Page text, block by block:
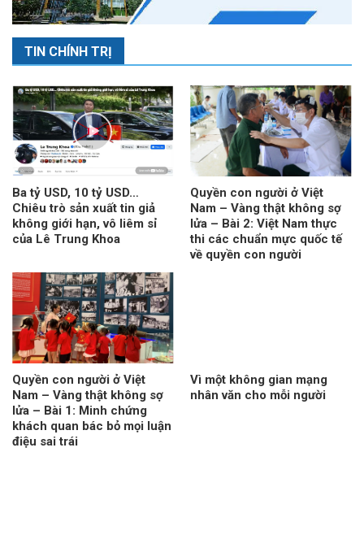
TIN CHÍNH TRỊ
Ba tỷ USD, 10 tỷ USD…
Chiêu trò sản xuất tin giả
không giới hạn, vô liêm sỉ
của Lê Trung Khoa
Quyền con người ở Việt
Nam – Vàng thật không sợ
lửa – Bài 2: Việt Nam thực
thi các chuẩn mực quốc tế
về quyền con người
Quyền con người ở Việt
Nam – Vàng thật không sợ
lửa – Bài 1: Minh chứng
khách quan bác bỏ mọi luận
điệu sai trái
Vì một không gian mạng
nhân văn cho mỗi người